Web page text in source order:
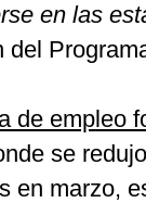
en las
de empleo
se
en marzo,